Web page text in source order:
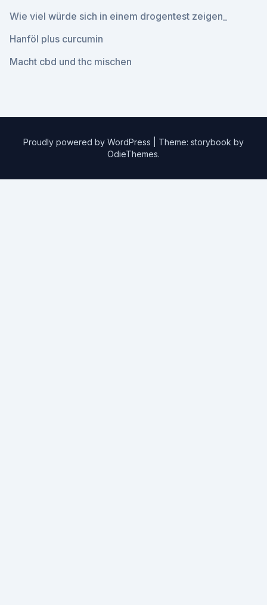
Wie viel würde sich in einem drogentest zeigen_
Hanföl plus curcumin
Macht cbd und thc mischen
Proudly powered by WordPress
Theme: storybook by
OdieThemes.